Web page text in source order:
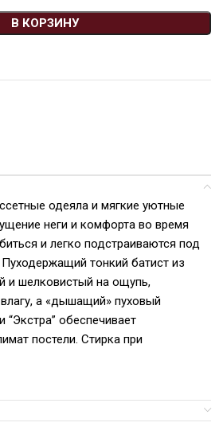
В КОРЗИНУ
одеяла и мягкие уютные
неги и комфорта во время
и легко подстраиваются под
тонкий батист из
и шелковистый на ощупь,
а «дышащий» пуховый
“Экстра” обеспечивает
постели. Стирка при